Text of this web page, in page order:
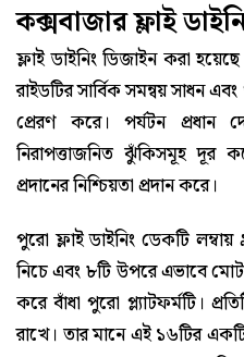
কক্সবাজার ফ্লাই
ফ্লাই ডাইনিং ডিজাইন করা
রাইডটির সার্বিক সমন্বয় সাধন
প্রেরণ করে। পর্যটন প্রধান
নিরাপত্তাজনিত ঝুঁকিসমূহ দূর
প্রদানের নিশ্চিয়তা প্রদান করে।
পুরো ফ্লাই ডাইনিং ডেকটি
নিচে এবং ৮টি উপরে এভাবে
করে বাঁধা পুরো প্ল্যাটফর্মটি।
রাখে। তার মানে এই ১৬টির